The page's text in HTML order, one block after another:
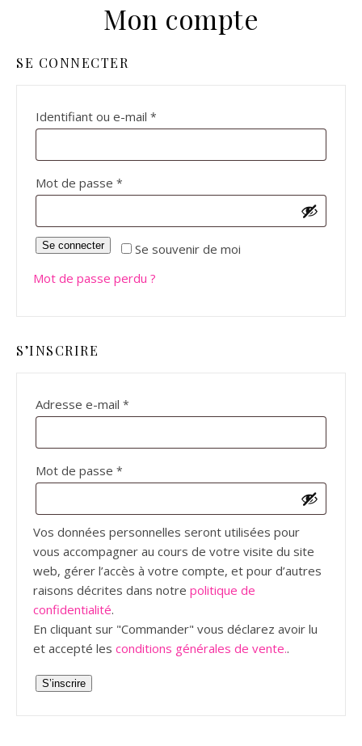
Mon compte
SE CONNECTER
Identifiant ou e-mail *
Mot de passe *
Se souvenir de moi
Se connecter
Mot de passe perdu ?
S’INSCRIRE
Adresse e-mail *
Mot de passe *
Vos données personnelles seront utilisées pour
vous accompagner au cours de votre visite du site
web, gérer l’accès à votre compte, et pour d’autres
raisons décrites dans notre politique de
confidentialité.
En cliquant sur "Commander" vous déclarez avoir lu
et accepté les conditions générales de vente..
S’inscrire